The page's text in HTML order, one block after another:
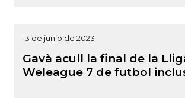
13 de junio de 2023
Gavà acull la final de la
Weleague 7 de futbol